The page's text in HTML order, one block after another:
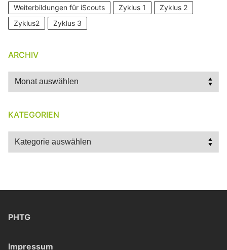
Weiterbildungen für iScouts
Zyklus 1
Zyklus 2
Zyklus2
Zyklus 3
ARCHIV
Archiv
KATEGORIEN
Kategorien
PHTG
Impressum